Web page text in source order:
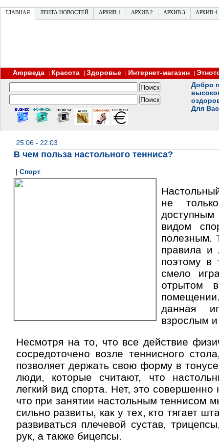
ГЛАВНАЯ ЛЕНТА НОВОСТЕЙ АРХИВ 1 АРХИВ 2 АРХИВ 3 АРХИВ 4
Аюрведа | Красота | Здоровье | Интернет-магазин |
Добро
Для
25.06 - 22:03
В чем польза настольного тенниса?
| Спорт
не
видом
полезным.
правила и
поэтому в
смело
отрытом
данная
взрослым
Несмотря на то, что все действие
сосредоточено возле теннисного
позволяет держать свою форму в
люди, которые считают, что
легкий вид спорта. Нет, это совершенно
что при занятии настольным теннисом
сильно развиты, как у тех, кто тягает
развиваться плечевой сустав,
рук, а также бицепсы.